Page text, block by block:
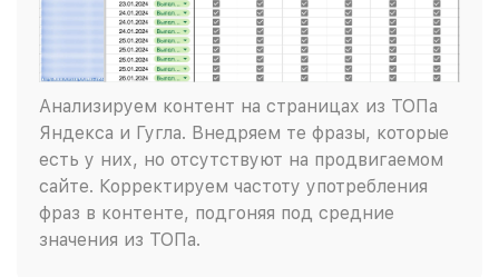
Анализируем контент на страницах из ТОПа
Яндекса и Гугла. Внедряем те фразы, которые
есть у них, но отсутствуют на продвигаемом
сайте. Корректируем частоту употребления
фраз в контенте, подгоняя под средние
значения из ТОПа.